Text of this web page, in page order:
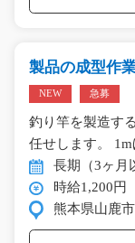
製品の成型作
NEW 急募
釣り竿を製造す
任せします。
長期（3ヶ月
時給1,200円
熊本県山鹿市